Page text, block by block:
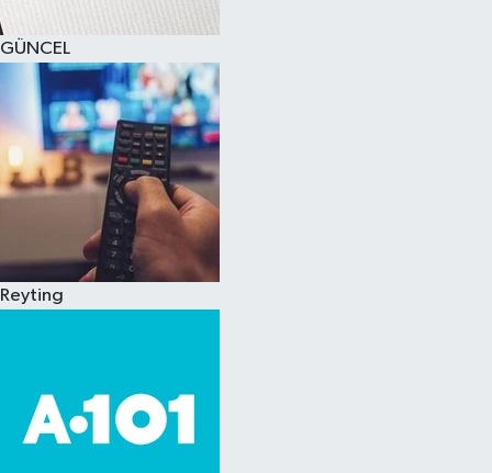
GÜNCEL
Reyting